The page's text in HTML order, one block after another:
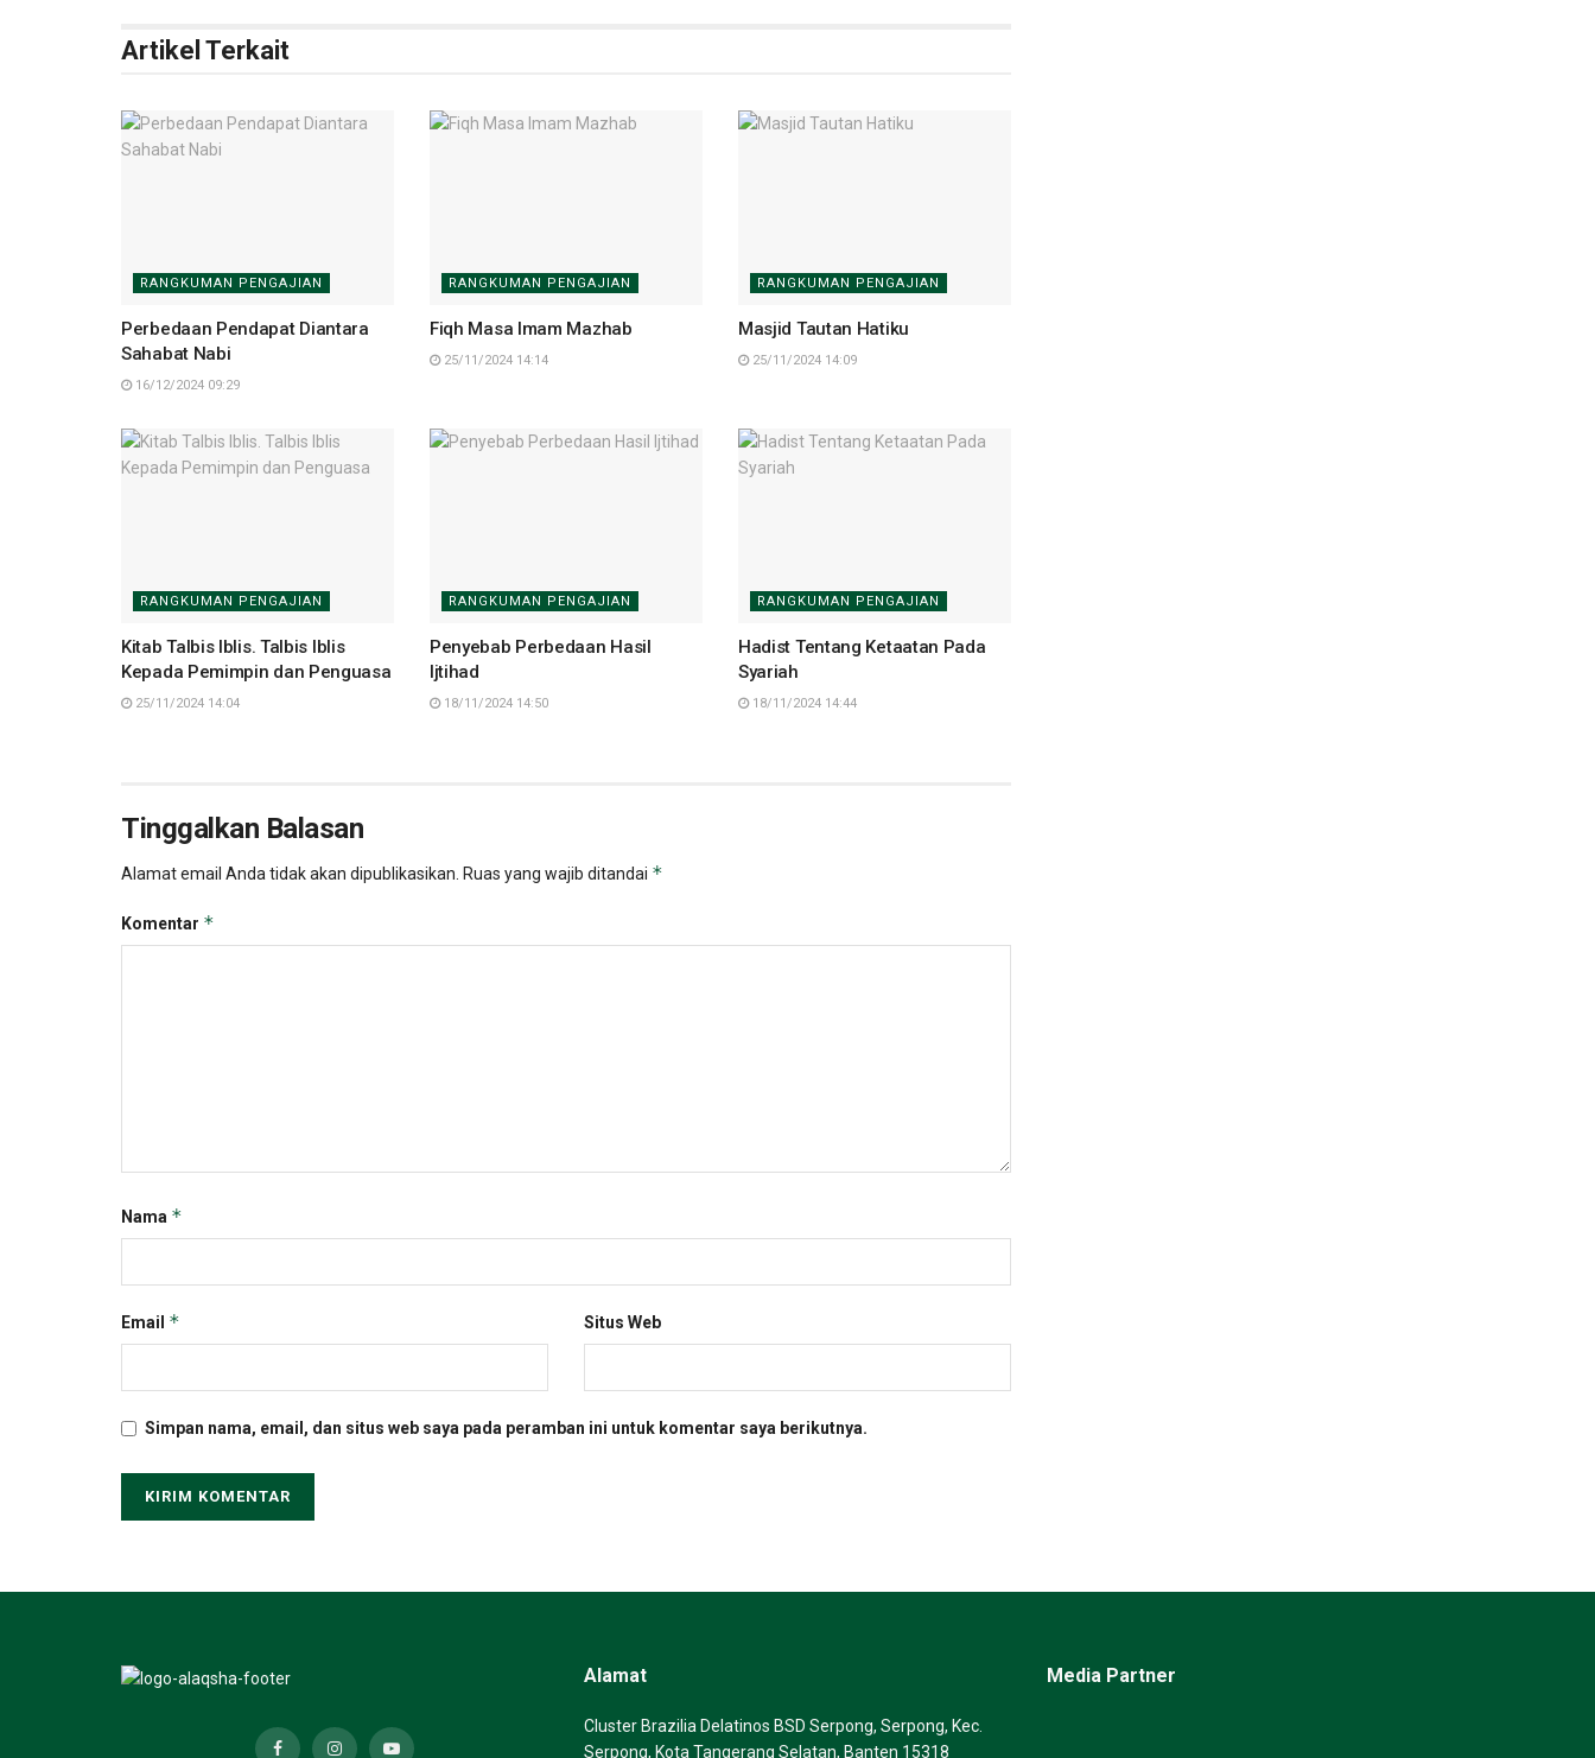
Artikel Terkait
RANGKUMAN PENGAJIAN
Perbedaan Pendapat Diantara
Sahabat Nabi
16/12/2024 09:29
RANGKUMAN PENGAJIAN
Fiqh Masa Imam Mazhab
25/11/2024 14:14
RANGKUMAN PENGAJIAN
Masjid Tautan Hatiku
25/11/2024 14:09
RANGKUMAN PENGAJIAN
Kitab Talbis Iblis. Talbis Iblis
Kepada Pemimpin dan Penguasa
25/11/2024 14:04
RANGKUMAN PENGAJIAN
Penyebab Perbedaan Hasil
Ijtihad
18/11/2024 14:50
RANGKUMAN PENGAJIAN
Hadist Tentang Ketaatan Pada
Syariah
18/11/2024 14:44
Tinggalkan Balasan
Alamat email Anda tidak akan dipublikasikan. Ruas yang wajib ditandai *
Komentar *
Nama *
Email * Situs Web
Simpan nama, email, dan situs web saya pada peramban ini untuk komentar saya berikutnya.
Alamat
Cluster Brazilia Delatinos BSD Serpong, Serpong, Kec.
Serpong, Kota Tangerang Selatan, Banten 15318
Media Partner